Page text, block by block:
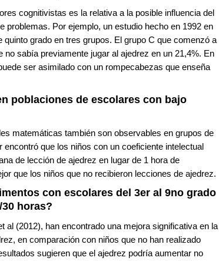
cognitivistas es la relativa a la posible influencia del
Por ejemplo, un estudio hecho en 1992 en
grado en tres grupos. El grupo C que comenzó a
sabía previamente jugar al ajedrez en un 21,4%. En
ser asimilado con un rompecabezas que enseña
poblaciones de escolares con bajo
matemáticas también son observables en grupos de
que los niños con un coeficiente intelectual
de lección de ajedrez en lugar de 1 hora de
que los niños que no recibieron lecciones de ajedrez.
con escolares del 3er al 9no grado
horas?
(2012), han encontrado una mejora significativa en la
en comparación con niños que no han realizado
sugieren que el ajedrez podría aumentar no